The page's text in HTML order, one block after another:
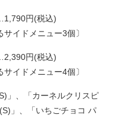
円(税込)
イドメニュー3個〕
円(税込)
イドメニュー4個〕
」、「カーネルクリスピ
」、「いちごチョコ パ